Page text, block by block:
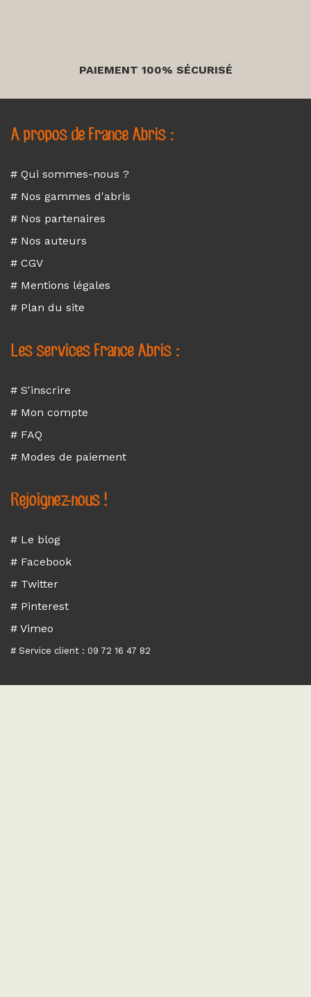
PAIEMENT 100% SÉCURISÉ
A propos de France Abris :
# Qui sommes-nous ?
# Nos gammes d'abris
# Nos partenaires
# Nos auteurs
# CGV
# Mentions légales
# Plan du site
Les services France Abris :
# S'inscrire
# Mon compte
# FAQ
# Modes de paiement
Rejoignez-nous !
# Le blog
# Facebook
# Twitter
# Pinterest
# Vimeo
# Service client : 09 72 16 47 82